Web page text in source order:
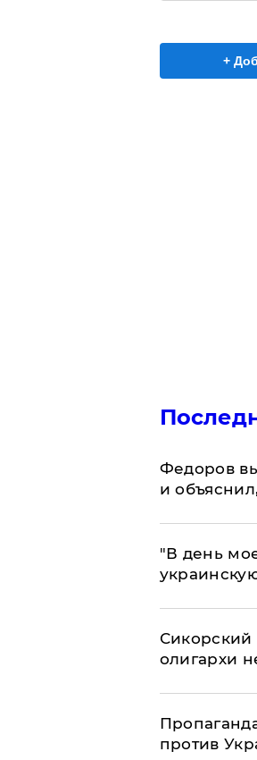
+
Федоров
и
​"В день
Сикорский
олигархи
против